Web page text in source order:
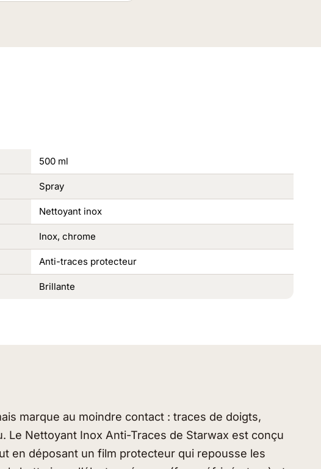
500 ml
Spray
Nettoyant inox
Inox, chrome
Anti-traces protecteur
Brillante
marque au moindre contact : traces de doigts,
Le Nettoyant Inox Anti-Traces de Starwax est conçu
en déposant un film protecteur qui repousse les